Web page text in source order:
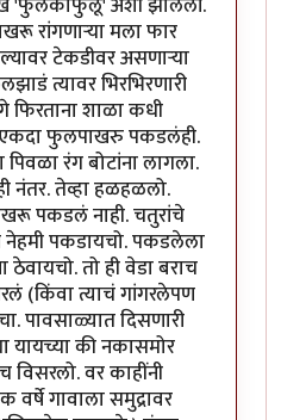
रांगणाऱ्या मला फार
टेकडीवर असणाऱ्या
त्यावर भिरभिरणारी
फिरताना शाळा कधी
एकदा फुलपाखरु पकडलंही.
रंग बोटांना लागला.
नंतर. तेव्हा हळहळलो.
पकडलं नाही. चतुरांचे
पकडायचो. पकडलेला
तो ही वेडा बराच
(किंवा त्याचं गांगरलेपण
पावसाळ्यात दिसणारी
यायच्या की नकासमोर
वर काहींनी
गावाला समुद्रावर